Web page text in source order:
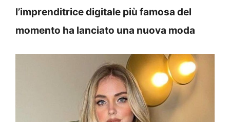
l’imprenditrice digitale più famosa del
momento ha lanciato una nuova moda